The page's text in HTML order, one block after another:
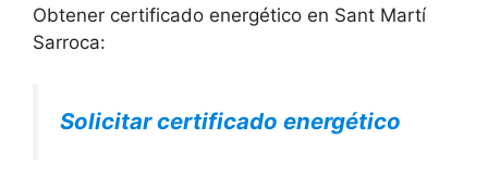
Obtener certificado energético en Sant Martí
Sarroca:
Solicitar certificado energético